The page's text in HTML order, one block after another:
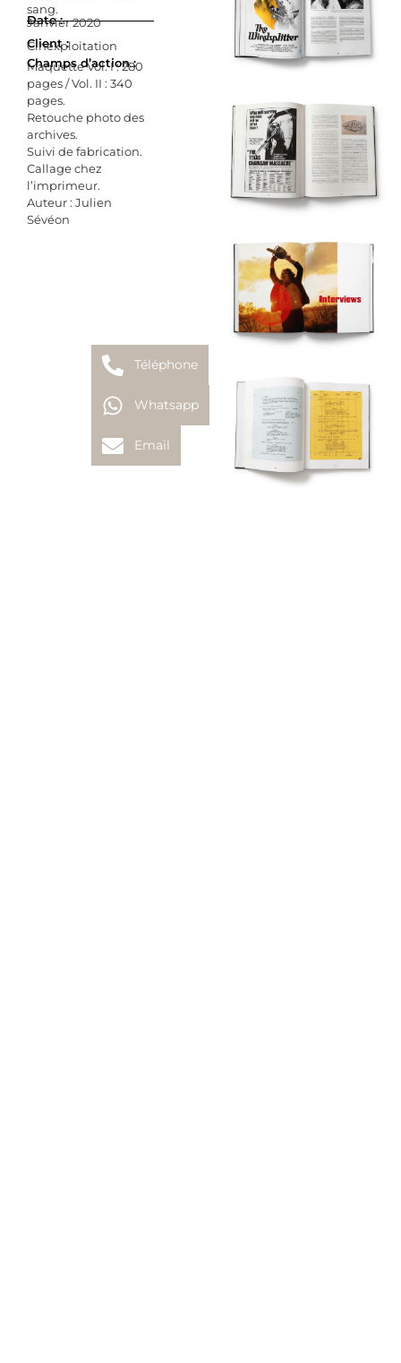
sang.
Date :
Janvier 2020
Client :
Cinexploitation
Champs d’action :
Maquette Vol. I : 280
pages / Vol. II : 340
pages.
Retouche photo des
archives.
Suivi de fabrication.
Callage chez
l’imprimeur.
Auteur : Julien
Sévéon
Téléphone
Whatsapp
Email